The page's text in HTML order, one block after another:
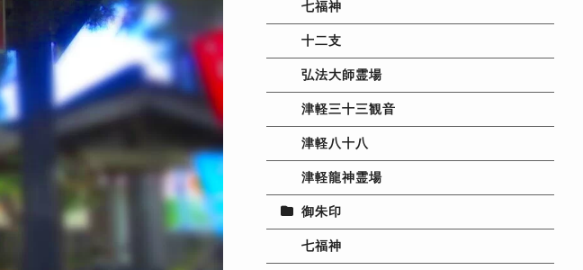
七福神
十二支
弘法大師霊場
津軽三十三観音
津軽八十八
津軽龍神霊場
御朱印
七福神